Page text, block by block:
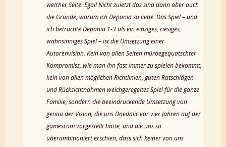
welcher Seite: Egal! Nicht zuletzt das sind dann aber auch
die Gründe, warum ich Deponia so liebe. Das Spiel – und
ich betrachte Deponia 1-3 als ein einziges, riesiges,
wahnsinniges Spiel – ist die Umsetzung einer
Autorenvision. Kein von allen Seiten mürbegequatschter
Kompromiss, wie man ihn fast immer zu spielen bekommt,
kein von allen möglichen Richtlinien, guten Ratschlägen
und Rücksichtnahmen weichgeregeltes Spiel für die ganze
Familie, sondern die beeindruckende Umsetzung von
genau der Vision, die uns Daedalic vor vier Jahren auf der
gamescom vorgestellt hatte, und die uns so
überambitioniert erschien, dass sich keiner von uns